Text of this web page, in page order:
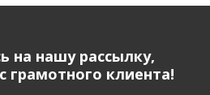
на нашу рассылку,
грамотного клиента!